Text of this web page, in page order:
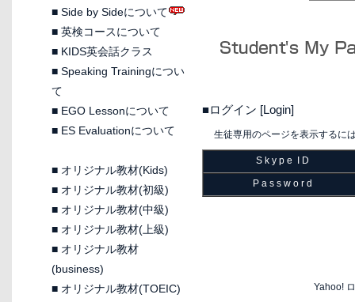
■ Side by Sideについて
■ 英検コースについて
■ KIDS英会話クラス
■ Speaking Trainingについ
て
■ EGO Lessonについて
■ ES Evaluationについて
■ オリジナル教材(Kids)
■ オリジナル教材(初級)
■ オリジナル教材(中級)
■ オリジナル教材(上級)
■ オリジナル教材
(business)
■ オリジナル教材(TOEIC)
■ログイン [Login]
生徒専用のページを表示するに
S k y p e I D
P a s s w o r d
Yahoo!